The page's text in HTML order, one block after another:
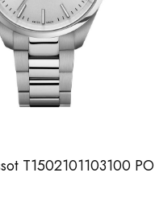
T1502101103100 PO